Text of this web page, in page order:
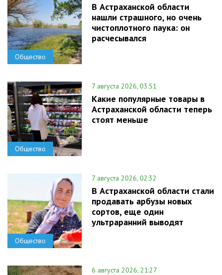
Общество
В Астраханской области
нашли страшного, но очень
чистоплотного паука: он
расчесывался
Общество
7 августа 2026, 03:51
Какие популярные товары в
Астраханской области теперь
стоят меньше
Общество
7 августа 2026, 02:32
В Астраханской области стали
продавать арбузы новых
сортов, еще один
ультраранний выводят
6 августа 2026, 21:27